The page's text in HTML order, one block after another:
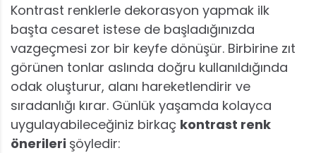
Kontrast renklerle dekorasyon yapmak ilk
başta cesaret istese de başladığınızda
vazgeçmesi zor bir keyfe dönüşür. Birbirine zıt
görünen tonlar aslında doğru kullanıldığında
odak oluşturur, alanı hareketlendirir ve
sıradanlığı kırar. Günlük yaşamda kolayca
uygulayabileceğiniz birkaç kontrast renk
önerileri şöyledir: